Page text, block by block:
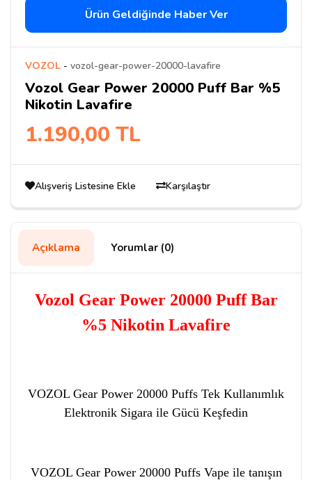
Ürün Geldiğinde Haber Ver
VOZOL - vozol-gear-power-20000-lavafire
Vozol Gear Power 20000 Puff Bar %5
Nikotin Lavafire
1.190,00 TL
Alışveriş Listesine Ekle Karşılaştır
Açıklama Yorumlar (0)
Vozol Gear Power 20000 Puff Bar
%5 Nikotin Lavafire
VOZOL Gear Power 20000 Puffs Tek Kullanımlık
Elektronik Sigara ile Gücü Keşfedin
VOZOL Gear Power 20000 Puffs Vape ile tanışın